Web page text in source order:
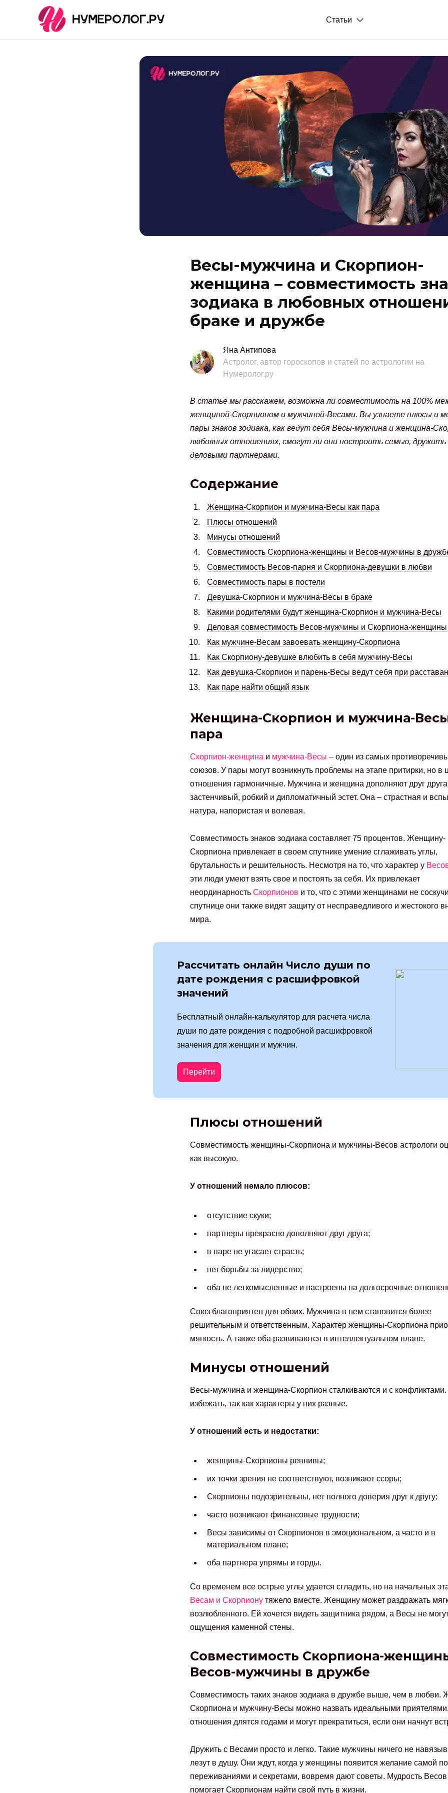
Статьи
Весы-мужчина и Скорпион-
женщина – совместимость
зодиака в любовных
браке и дружбе
Яна Антипова
Астролог, автор гороскопов и статей по астрологии на
Нумеролог.ру
В статье мы расскажем, возможна ли совместимость на 100%
женщиной-Скорпионом и мужчиной-Весами. Вы узнаете плюсы и
пары знаков зодиака, как ведут себя Весы-мужчина и женщина-
любовных отношениях, смогут ли они построить семью,
деловыми партнерами.
Содержание
Женщина-Скорпион и мужчина-Весы как пара
Плюсы отношений
Минусы отношений
Совместимость Скорпиона-женщины и Весов-мужчины в
Совместимость Весов-парня и Скорпиона-девушки в любви
Совместимость пары в постели
Девушка-Скорпион и мужчина-Весы в браке
Какими родителями будут женщина-Скорпион и мужчина-Весы
Деловая совместимость Весов-мужчины и Скорпиона-женщины
Как мужчине-Весам завоевать женщину-Скорпиона
Как Скорпиону-девушке влюбить в себя мужчину-Весы
Как девушка-Скорпион и парень-Весы ведут себя при
Как паре найти общий язык
Женщина-Скорпион и мужчина-
пара
Скорпион-женщина и мужчина-Весы – один из самых
союзов. У пары могут возникнуть проблемы на этапе притирки, но в
отношения гармоничные. Мужчина и женщина дополняют друг
застенчивый, робкий и дипломатичный эстет. Она – страстная и
натура, напористая и волевая.
Совместимость знаков зодиака составляет 75 процентов. Женщину-
Скорпиона привлекает в своем спутнике умение сглаживать углы,
брутальность и решительность. Несмотря на то, что характер у
эти люди умеют взять свое и постоять за себя. Их привлекает
неординарность Скорпионов и то, что с этими женщинами не
спутнице они также видят защиту от несправедливого и жестокого
мира.
Рассчитать онлайн Число души по
дате рождения с расшифровкой
значений
Бесплатный онлайн-калькулятор для расчета числа
души по дате рождения с подробной расшифровкой
значения для женщин и мужчин.
Перейти
Плюсы отношений
Совместимость женщины-Скорпиона и мужчины-Весов астрологи
как высокую.
У отношений немало плюсов:
отсутствие скуки;
партнеры прекрасно дополняют друг друга;
в паре не угасает страсть;
нет борьбы за лидерство;
оба не легкомысленные и настроены на долгосрочные
Союз благоприятен для обоих. Мужчина в нем становится более
решительным и ответственным. Характер женщины-Скорпиона
мягкость. А также оба развиваются в интеллектуальном плане.
Минусы отношений
Весы-мужчина и женщина-Скорпион сталкиваются и с конфликтами.
избежать, так как характеры у них разные.
У отношений есть и недостатки:
женщины-Скорпионы ревнивы;
их точки зрения не соответствуют, возникают ссоры;
Скорпионы подозрительны, нет полного доверия друг к другу;
часто возникают финансовые трудности;
Весы зависимы от Скорпионов в эмоциональном, а часто и в
материальном плане;
оба партнера упрямы и горды.
Со временем все острые углы удается сгладить, но на начальных
Весам и Скорпионутяжело вместе. Женщину может раздражать
возлюбленного. Ей хочется видеть защитника рядом, а Весы не
ощущения каменной стены.
Совместимость Скорпиона-
Весов-мужчины в дружбе
Совместимость таких знаков зодиака в дружбе выше, чем в любви.
Скорпиона и мужчину-Весы можно назвать идеальными
отношения длятся годами и могут прекратиться, если они начнут
Дружить с Весами просто и легко. Такие мужчины ничего не
лезут в душу. Они ждут, когда у женщины появится желание самой
переживаниями и секретами, вовремя дают советы. Мудрость Весов
помогает Скорпионам найти свой путь в жизни.